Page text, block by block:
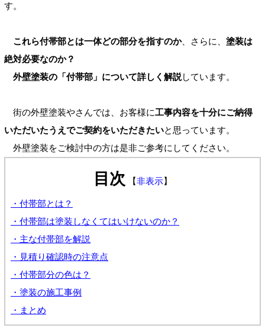
す。
これら付帯部とは一体どの部分を指すのか、さらに、 塗装は
絶対必要なのか？
外壁塗装の「付帯部」について詳しく解説しています。
街の外壁塗装やさんでは、お客様に工事内容を十分にご納得
いただいたうえでご契約をいただきたいと思っています。
外壁塗装をご検討中の方は是非ご参考にしてください。
目次 【非表示】
・付帯部とは？
・付帯部は塗装しなくてはいけないのか？
・主な付帯部を解説
・見積り確認時の注意点
・付帯部分の色は？
・塗装の施工事例
・まとめ